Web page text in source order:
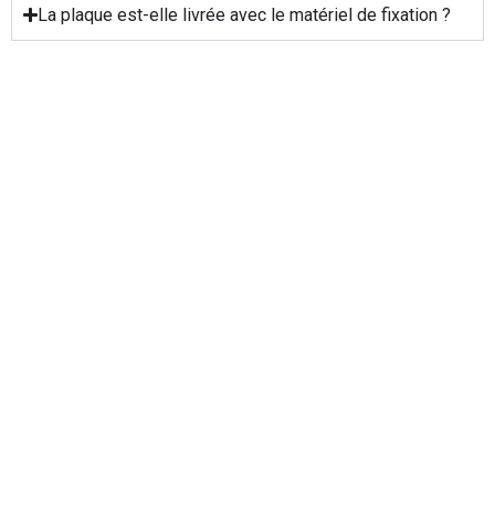
La plaque est-elle livrée avec le matériel de fixation ?